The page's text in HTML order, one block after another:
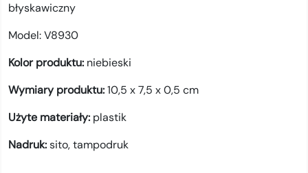
błyskawiczny
Model:V8930
Kolor produktu: niebieski
Wymiary produktu:10,5 x 7,5 x 0,5 cm
Użyte materiały: plastik
Nadruk:sito,tampodruk